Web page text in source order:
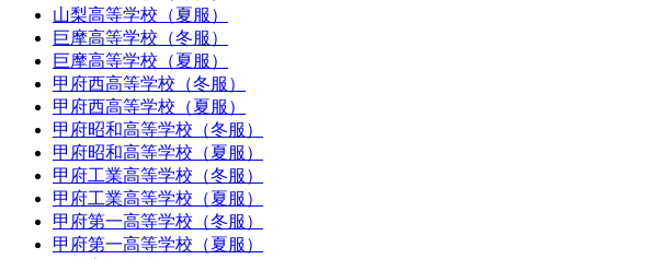
山梨高等学校（夏服）
巨摩高等学校（冬服）
巨摩高等学校（夏服）
甲府西高等学校（冬服）
甲府西高等学校（夏服）
甲府昭和高等学校（冬服）
甲府昭和高等学校（夏服）
甲府工業高等学校（冬服）
甲府工業高等学校（夏服）
甲府第一高等学校（冬服）
甲府第一高等学校（夏服）